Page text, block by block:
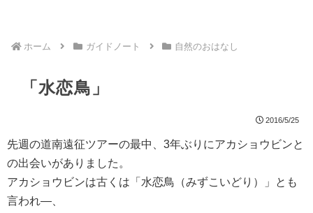
ホーム ガイドノート 自然のおはなし
「水恋鳥」
2016/5/25
先週の道南遠征ツアーの最中、3年ぶりにアカショウビンと
の出会いがありました。
アカショウビンは古くは「水恋鳥（みずこいどり）」とも
言われ―、